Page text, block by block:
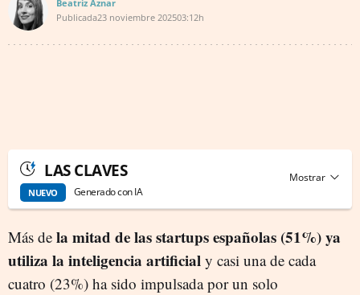
Beatriz Aznar
Publicada23 noviembre 202503:12h
LAS CLAVES
NUEVO Generado con IA
Más de la mitad de las startups españolas (51%) ya
utiliza la inteligencia artificial y casi una de cada
cuatro (23%) ha sido impulsada por un solo